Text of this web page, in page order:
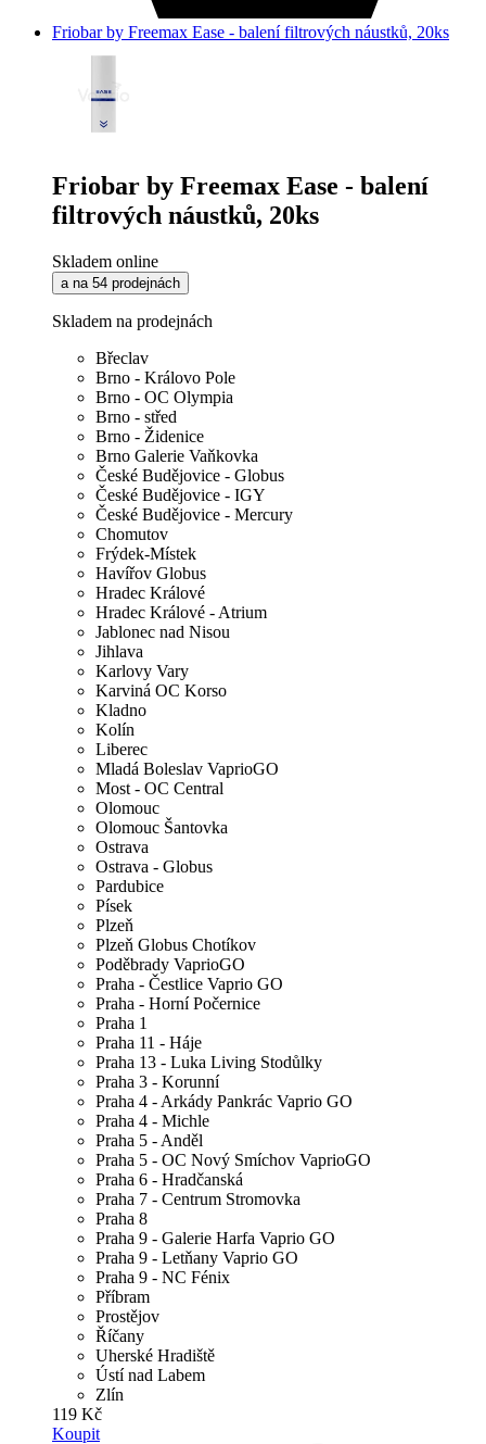
Friobar by Freemax Ease - balení filtrových náustků, 20ks
Friobar by Freemax Ease - balení
filtrových náustků, 20ks
Skladem online
a na 54 prodejnách
Skladem na prodejnách
Břeclav
Brno - Královo Pole
Brno - OC Olympia
Brno - střed
Brno - Židenice
Brno Galerie Vaňkovka
České Budějovice - Globus
České Budějovice - IGY
České Budějovice - Mercury
Chomutov
Frýdek-Místek
Havířov Globus
Hradec Králové
Hradec Králové - Atrium
Jablonec nad Nisou
Jihlava
Karlovy Vary
Karviná OC Korso
Kladno
Kolín
Liberec
Mladá Boleslav VaprioGO
Most - OC Central
Olomouc
Olomouc Šantovka
Ostrava
Ostrava - Globus
Pardubice
Písek
Plzeň
Plzeň Globus Chotíkov
Poděbrady VaprioGO
Praha - Čestlice Vaprio GO
Praha - Horní Počernice
Praha 1
Praha 11 - Háje
Praha 13 - Luka Living Stodůlky
Praha 3 - Korunní
Praha 4 - Arkády Pankrác Vaprio GO
Praha 4 - Michle
Praha 5 - Anděl
Praha 5 - OC Nový Smíchov VaprioGO
Praha 6 - Hradčanská
Praha 7 - Centrum Stromovka
Praha 8
Praha 9 - Galerie Harfa Vaprio GO
Praha 9 - Letňany Vaprio GO
Praha 9 - NC Fénix
Příbram
Prostějov
Říčany
Uherské Hradiště
Ústí nad Labem
Zlín
119 Kč
Koupit